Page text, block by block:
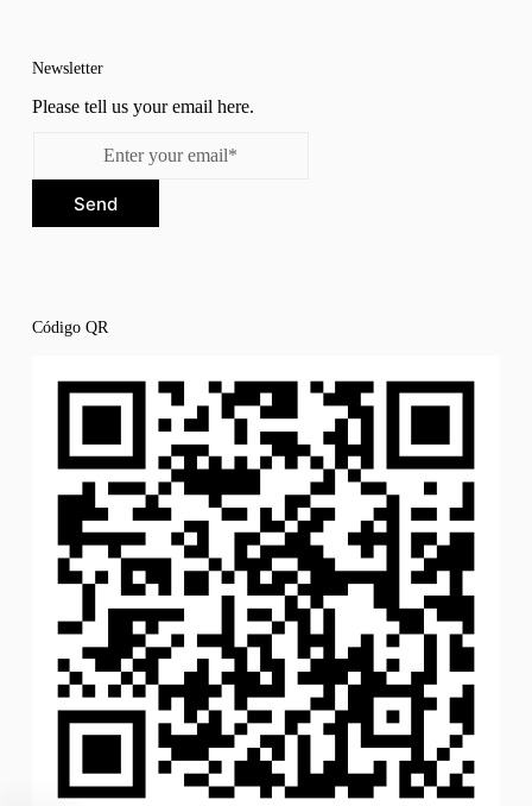
Newsletter
Please tell us your email here.
Send
Código QR